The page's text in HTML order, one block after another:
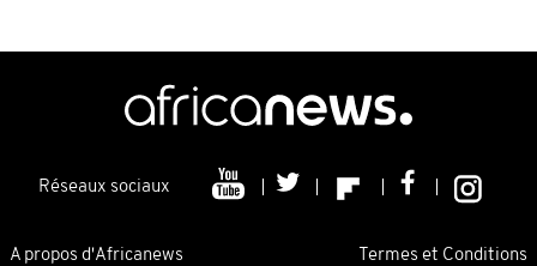
Réseaux sociaux
A propos d'Africanews Termes et Conditions